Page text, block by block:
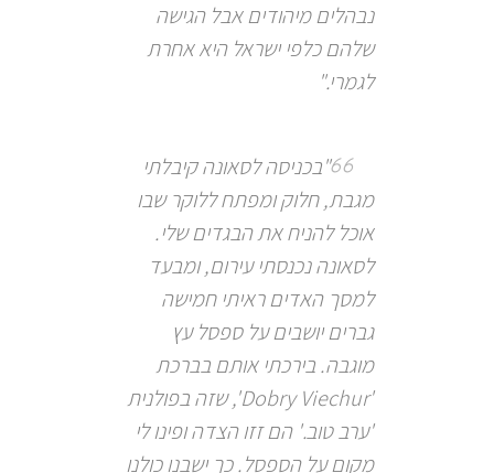
נבהלים מיהודים אבל הגישה
שלהם כלפי ישראל היא אחרת
לגמרי."
"בכניסה לסאונה קיבלתי
מגבת, חלוק ומפתח ללוקר שבו
אוכל להניח את הבגדים שלי.
לסאונה נכנסתי עירום, ומבעד
למסך האדים ראיתי חמישה
גברים יושבים על ספסל עץ
מוגבה. בירכתי אותם בברכת
'Dobry Viechur', שזה בפולנית
'ערב טוב.' הם זזו הצדה ופינו לי
מקום על הספסל. כך ישבנו כולנו